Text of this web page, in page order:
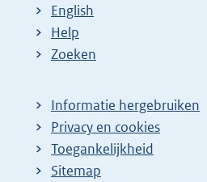
English
Help
Zoeken
Informatie hergebruiken
Privacy en cookies
Toegankelijkheid
Sitemap